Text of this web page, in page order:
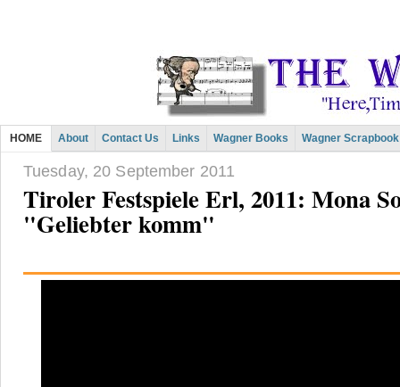
HOME About Contact Us Links Wagner Books Wagner Scrapbook
Tuesday, 20 September 2011
Tiroler Festspiele Erl, 2011: Mona
"Geliebter komm"